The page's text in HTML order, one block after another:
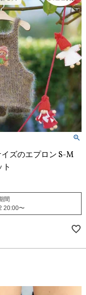
ズのエプロン S-M
間
20:00〜